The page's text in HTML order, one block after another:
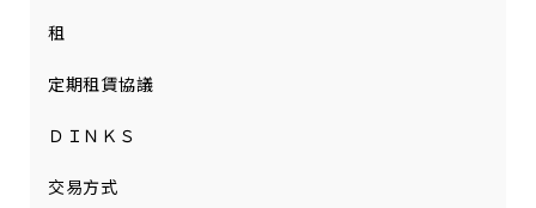
租
定期租賃協議
ＤＩＮＫＳ
交易方式